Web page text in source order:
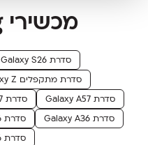
מכשירי Samsung
סדרת Galaxy S26
סדרת מתקפלים Galaxy Z
סדרת Galaxy A57
סדרת Galaxy A37
סדרת Galaxy A36
סדרת Galaxy A26
סדרת Galaxy A16